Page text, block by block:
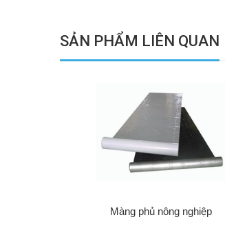
SẢN PHẨM LIÊN QUAN
Màng phủ nông nghiệp